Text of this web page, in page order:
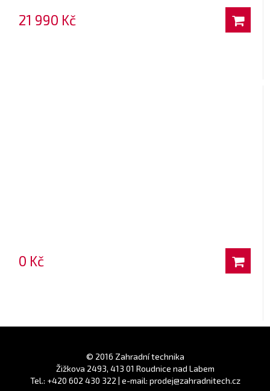
21 990 Kč
0 Kč
© 2016 Zahradní technika
Žižkova 2493, 413 01 Roudnice nad Labem
Tel.: +420 602 430 322 | e-mail: prodej@zahradnitech.cz